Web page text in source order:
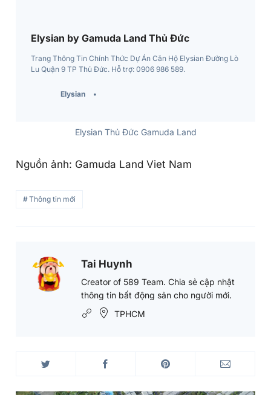
Elysian by Gamuda Land Thủ Đức
Trang Thông Tin Chính Thức Dự Án Căn Hộ Elysian Đường Lò
Lu Quận 9 TP Thủ Đức. Hỗ trợ: 0906 986 589.
Elysian
Elysian Thủ Đức Gamuda Land
Nguồn ảnh: Gamuda Land Viet Nam
Thông tin mới
Tai
Huynh's
Tai Huynh
Creator of 589 Team. Chia sẻ cập nhật
thông tin bất động sản cho người mới.
TPHCM